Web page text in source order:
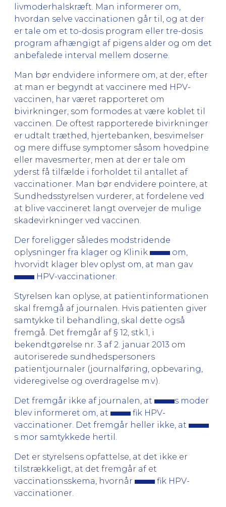
livmoderhalskræft. Man informerer om,
hvordan selve vaccinationen går til, og at der
er tale om et to-dosis program eller tre-dosis
program afhængigt af pigens alder og om det
anbefalede interval mellem doserne.
Man bør endvidere informere om, at der, efter
at man er begyndt at vaccinere med HPV-
vaccinen, har været rapporteret om
bivirkninger, som formodes at være koblet til
vaccinen. De oftest rapporterede bivirkninger
er udtalt træthed, hjertebanken, besvimelser
og mere diffuse symptomer såsom hovedpine
eller mavesmerter, men at der er tale om
yderst få tilfælde i forholdet til antallet af
vaccinationer. Man bør endvidere pointere, at
Sundhedsstyrelsen vurderer, at fordelene ved
at blive vaccineret langt overvejer de mulige
skadevirkninger ved vaccinen.
Der foreligger således modstridende
oplysninger fra klager og Klinik
om,
hvorvidt klager blev oplyst om, at man gav
HPV-vaccinationer.
Styrelsen kan oplyse, at patientinformationen
skal fremgå af journalen. Hvis patienten giver
samtykke til behandling, skal dette også
fremgå. Det fremgår af § 12, stk.1, i
bekendtgørelse nr. 3 af 2. januar 2013 om
autoriserede sundhedspersoners
patientjournaler (journalføring, opbevaring,
videregivelse og overdragelse m.v.).
Det fremgår ikke af journalen, at
s moder
blev informeret om, at
fik HPV-
vaccinationer. Det fremgår heller ikke, at
s mor samtykkede hertil.
Det er styrelsens opfattelse, at det ikke er
tilstrækkeligt, at det fremgår af et
vaccinationsskema, hvornår
fik HPV-
vaccinationer.